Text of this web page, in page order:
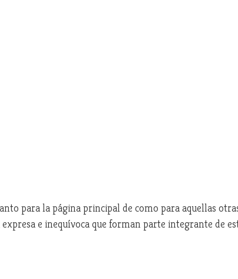
para la página principal de como para aquellas
e inequívoca que forman parte integrante de